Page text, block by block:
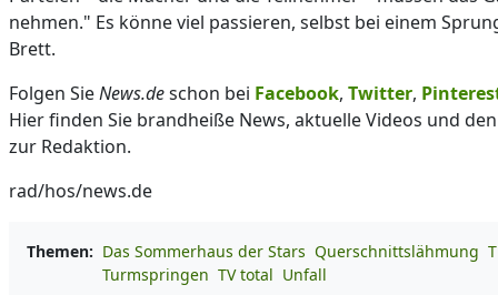
nehmen." Es könne viel passieren, selbst bei einem
Brett.
Folgen SieNews.deschon bei Facebook, Twitter,
Hier finden Sie brandheiße News, aktuelle Videos und
zur Redaktion.
rad/hos/news.de
Themen: Das Sommerhaus der Stars Querschnittslähmung
Turmspringen TV total Unfall